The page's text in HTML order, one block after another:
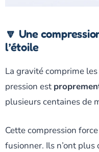
🔽 Une
l’étoile
La gravité comprime
pression est
plusieurs centaines de
Cette compression
fusionner. Ils n’ont plus